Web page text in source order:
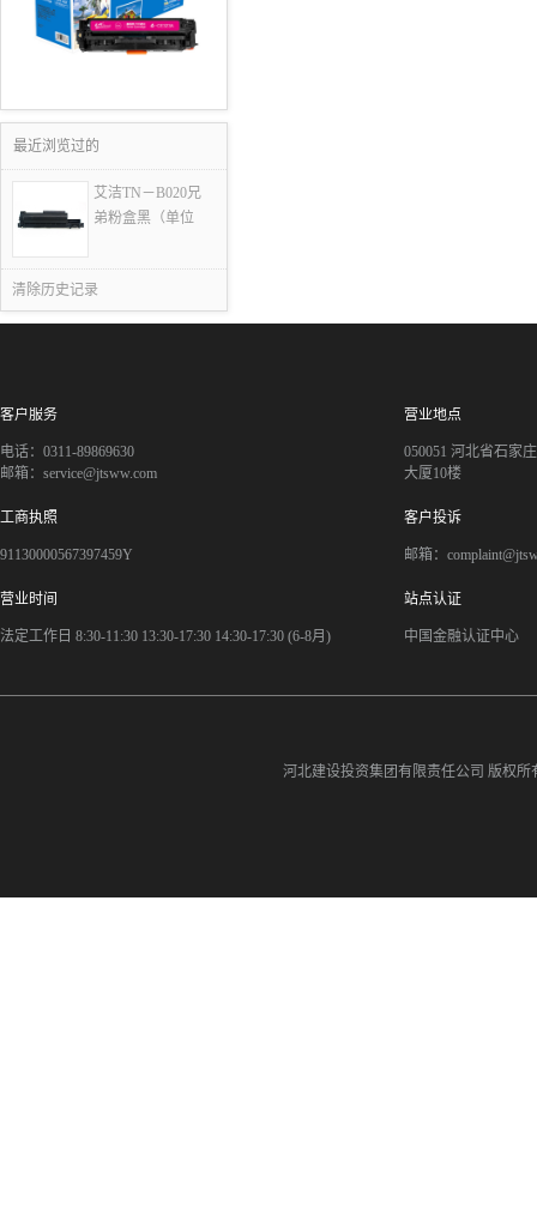
最近浏览过的
艾洁TN－B020兄
弟粉盒黑（单位
清除历史记录
客户服务
电话：0311-89869630
邮箱：service@jtsww.com
营业地点
050051 河北省石家
大厦10楼
工商执照
91130000567397459Y
客户投诉
邮箱：
营业时间
法定工作日 8:30-11:30 13:30-17:30 14:30-17:30 (6-8月)
站点认证
中国金融认证中心
河北建设投资集团有限责任公司 版权所